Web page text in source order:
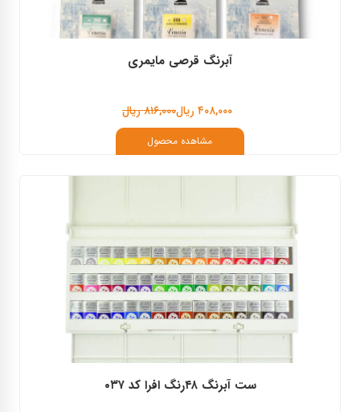
آبرنگ قرصی مایمری
۴۰۸,۰۰۰ ریال ۸۱۶,۰۰۰ ریال
مشاهده محصول
ست آبرنگ ۴۸رنگ افرا کد ۰۳۷